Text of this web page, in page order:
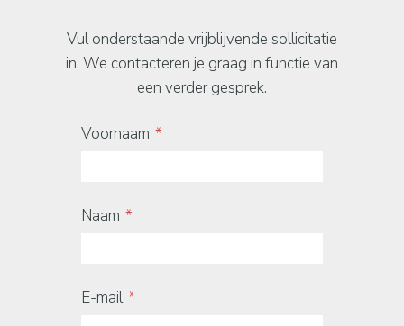
Vul onderstaande vrijblijvende sollicitatie
in. We contacteren je graag in functie van
een verder gesprek.
Voornaam
Naam
E-mail